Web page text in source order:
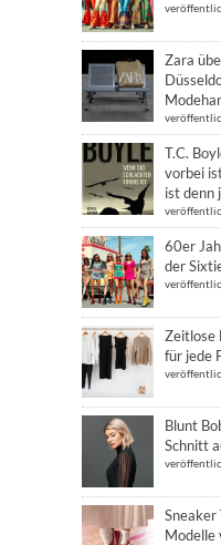
Zara
T.C.
vorbei
ist denn
60er
der
Zeitlose
für jede
Blunt
Schnitt
Modelle